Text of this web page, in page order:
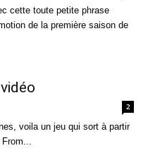
cette toute petite phrase
de la première saison de
2
voila un jeu qui sort à partir